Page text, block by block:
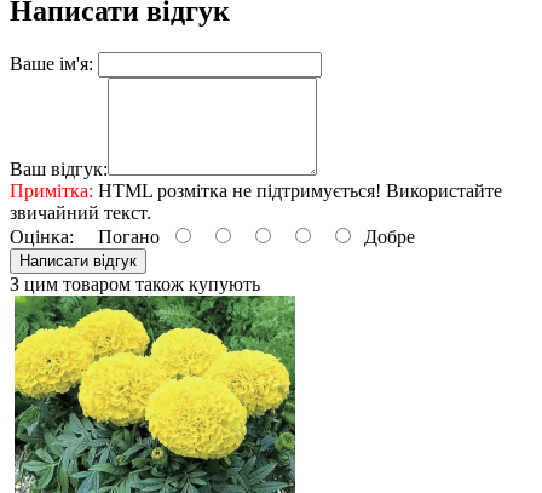
Написати відгук
Ваше ім'я:
Ваш відгук:
Примітка: HTML розмітка не підтримується! Використайте
звичайний текст.
Оцінка: Погано Добре
Написати відгук
З цим товаром також купують